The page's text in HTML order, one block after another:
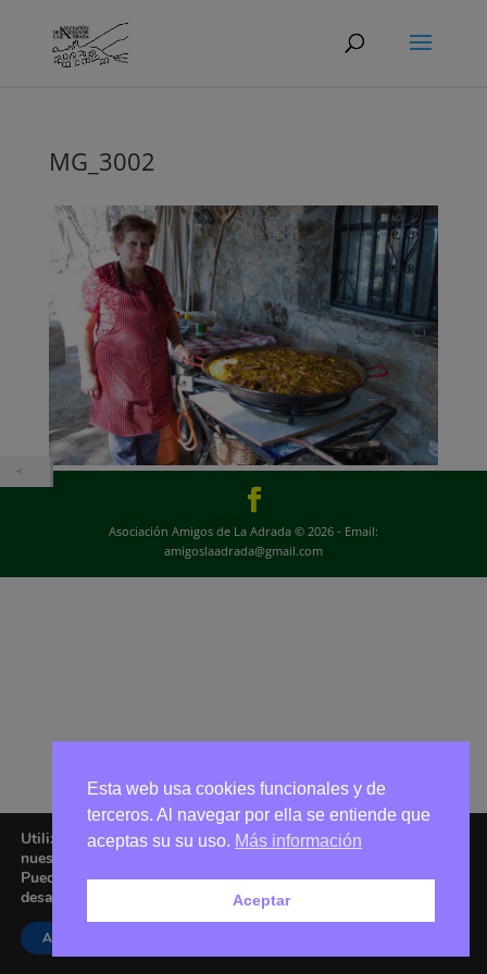
MG_3002
Asociación Amigos de La Adrada © 2026 - Email:
amigoslaadrada@gmail.com
Utilizamos cookies para ofrecerte la mejor experiencia en
nuestra web.
Puedes aprender más sobre qué cookies utilizamos o
desactivarlas en los
Aceptar
Esta web usa cookies funcionales y de
terceros. Al navegar por ella se entiende que
aceptas su su uso. Más información
Aceptar